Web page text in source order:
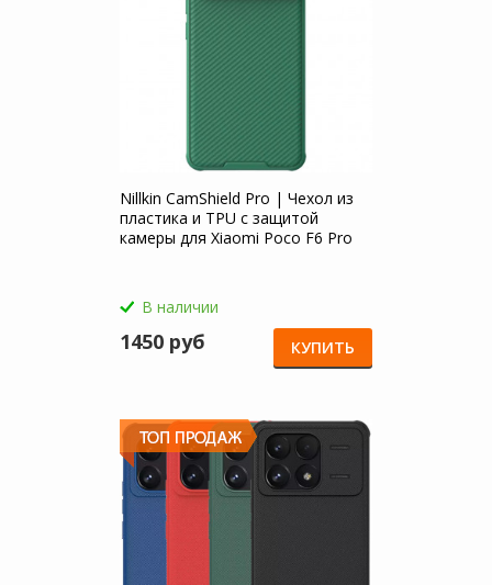
Nillkin CamShield Pro | Чехол из
пластика и TPU с защитой
камеры для Xiaomi Poco F6 Pro
В наличии
1450 руб КУПИТЬ